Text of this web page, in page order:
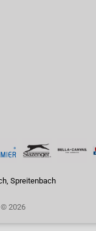
Spreitenbach
2026